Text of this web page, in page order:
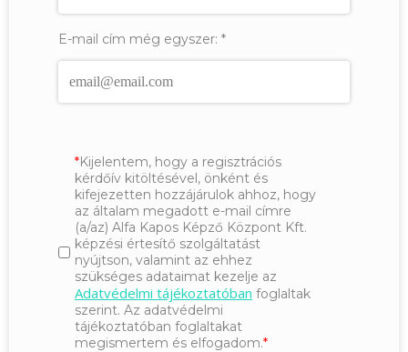
E-mail cím még egyszer: *
Kijelentem, hogy a regisztrációs
kérdőív kitöltésével, önként és
kifejezetten hozzájárulok ahhoz, hogy
az általam megadott e-mail címre
(a/az) Alfa Kapos Képző Központ Kft.
képzési értesítő szolgáltatást
nyújtson, valamint az ehhez
szükséges adataimat kezelje az
Adatvédelmi tájékoztatóban foglaltak
szerint. Az adatvédelmi
tájékoztatóban foglaltakat
megismertem és elfogadom.